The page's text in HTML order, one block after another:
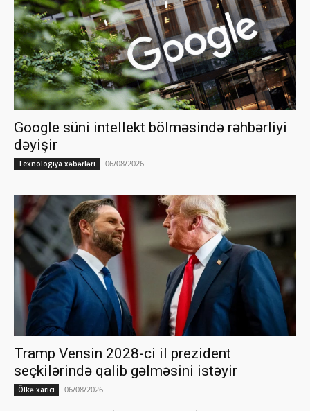
Google süni intellekt bölməsində rəhbərliyi
dəyişir
Texnologiya xəbərləri 06/08/2026
Tramp Vensin 2028-ci il prezident
seçkilərində qalib gəlməsini istəyir
Ölkə xarici 06/08/2026